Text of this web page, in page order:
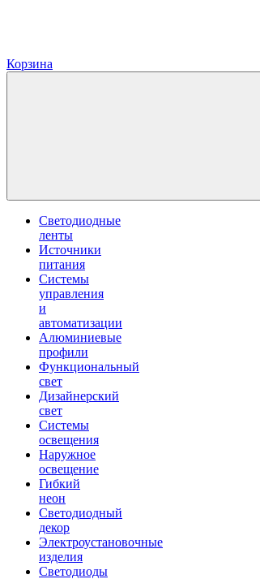
Корзина
Светодиодные
ленты
Источники
питания
Системы
управления
и
автоматизации
Алюминиевые
профили
Функциональный
свет
Дизайнерский
свет
Системы
освещения
Наружное
освещение
Гибкий
неон
Светодиодный
декор
Электроустановочные
изделия
Светодиоды